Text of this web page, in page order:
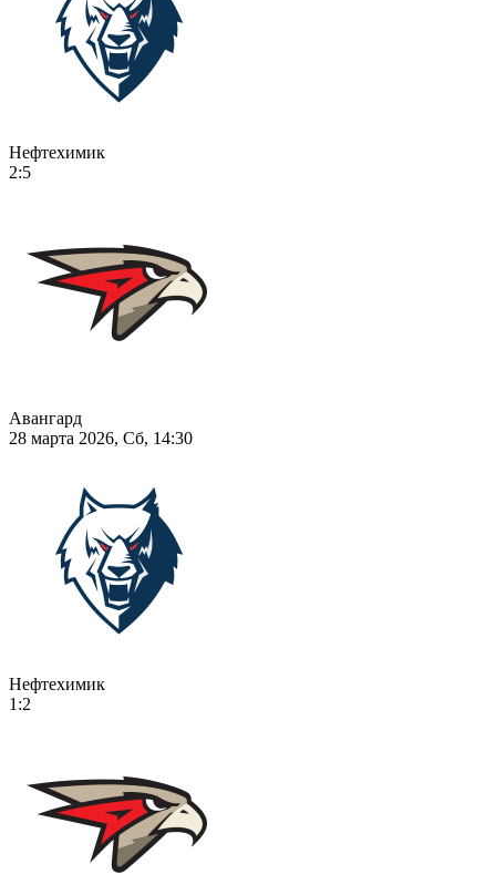
Нефтехимик
2:5
Авангард
28 марта 2026, Сб, 14:30
Нефтехимик
1:2